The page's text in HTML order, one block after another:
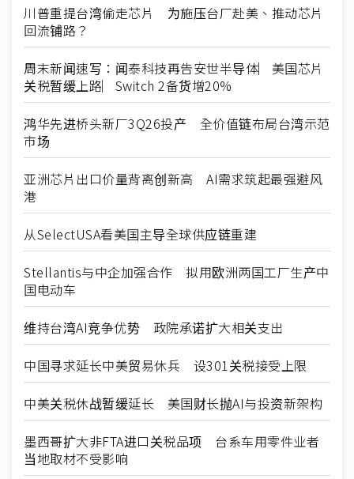
川普重提台湾偷走芯片 为施压台厂赴美、推动芯片
回流铺路？
周末新闻速写：闻泰科技再告安世半导体︳美国芯片
关税暂缓上路︳Switch 2备货增20%
鸿华先进桥头新厂3Q26投产 全价值链布局台湾示范
市场
亚洲芯片出口价量背离创新高 AI需求筑起最强避风
港
从SelectUSA看美国主导全球供应链重建
Stellantis与中企加强合作 拟用欧洲两国工厂生产中
国电动车
维持台湾AI竞争优势 政院承诺扩大相关支出
中国寻求延长中美贸易休兵 设301关税接受上限
中美关税休战暂缓延长 美国财长抛AI与投资新架构
墨西哥扩大非FTA进口关税品项 台系车用零件业者
当地取材不受影响